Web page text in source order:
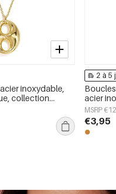
inoxydable,
collection
bijoux pour
2 à 5
acier
pour
MSRP
€3,95